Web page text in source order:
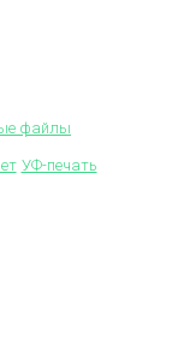
файлы
УФ-печать